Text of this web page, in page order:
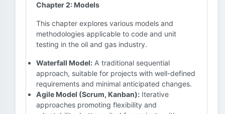
Chapter 2: Models
This chapter explores various models and
methodologies applicable to code and unit
testing in the oil and gas industry.
Waterfall Model: A traditional sequential
approach, suitable for projects with well-defined
requirements and minimal anticipated changes.
Agile Model (Scrum, Kanban): Iterative
approaches promoting flexibility and